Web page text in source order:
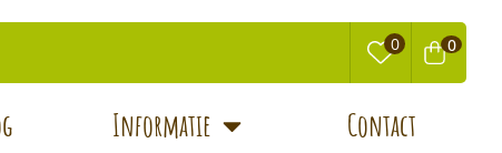
0 0
Informatie Contact